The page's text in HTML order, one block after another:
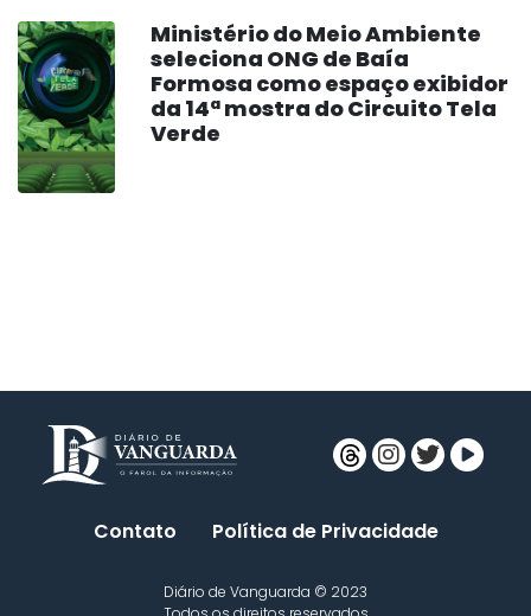
Ministério do Meio Ambiente
seleciona ONG de Baía
Formosa como espaço exibidor
da 14ª mostra do Circuito Tela
Verde
Contato Política de Privacidade
Diário de Vanguarda © 2023